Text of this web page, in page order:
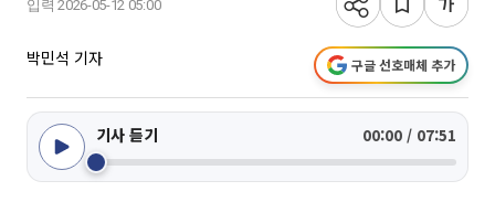
입력 2026-05-12 05:00
박민석 기자 구글 선호매체 추가
기사 듣기 00:00 / 07:51